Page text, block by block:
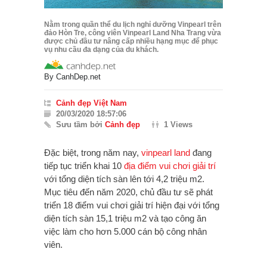
Nằm trong quần thể du lịch nghỉ dưỡng Vinpearl trên
đảo Hòn Tre, công viên Vinpearl Land Nha Trang vừa
được chủ đầu tư nâng cấp nhiều hạng mục để phục
vụ nhu cầu đa dạng của du khách.
By CanhDep.net
Cảnh đẹp Việt Nam
20/03/2020 18:57:06
Sưu tầm bởi Cảnh đẹp 1 Views
Đặc biệt, trong năm nay, vinpearl land đang
tiếp tục triển khai 10 địa điểm vui chơi giải trí
với tổng diện tích sàn lên tới 4,2 triệu m2.
Mục tiêu đến năm 2020, chủ đầu tư sẽ phát
triển 18 điểm vui chơi giải trí hiện đại với tổng
diện tích sàn 15,1 triệu m2 và tạo công ăn
việc làm cho hơn 5.000 cán bộ công nhân
viên.